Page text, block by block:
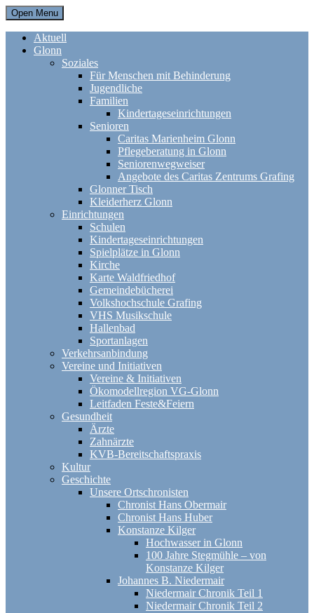
Open Menu
Aktuell
Glonn
Soziales
Für Menschen mit Behinderung
Jugendliche
Familien
Kindertageseinrichtungen
Senioren
Caritas Marienheim Glonn
Pflegeberatung in Glonn
Seniorenwegweiser
Angebote des Caritas Zentrums Grafing
Glonner Tisch
Kleiderherz Glonn
Einrichtungen
Schulen
Kindertageseinrichtungen
Spielplätze in Glonn
Kirche
Karte Waldfriedhof
Gemeindebücherei
Volkshochschule Grafing
VHS Musikschule
Hallenbad
Sportanlagen
Verkehrsanbindung
Vereine und Initiativen
Vereine & Initiativen
Ökomodellregion VG-Glonn
Leitfaden Feste&Feiern
Gesundheit
Ärzte
Zahnärzte
KVB-Bereitschaftspraxis
Kultur
Geschichte
Unsere Ortschronisten
Chronist Hans Obermair
Chronist Hans Huber
Konstanze Kilger
Hochwasser in Glonn
100 Jahre Stegmühle – von
Konstanze Kilger
Johannes B. Niedermair
Niedermair Chronik Teil 1
Niedermair Chronik Teil 2